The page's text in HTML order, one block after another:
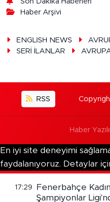
Haber Arşivi
ENGLISH NEWS
SERİ İLANLAR
RSS
Haber
En iyi site deneyimi
faydalanıyoruz. Detaylar
17:29
Fenerbahçe
Şampiyonlar